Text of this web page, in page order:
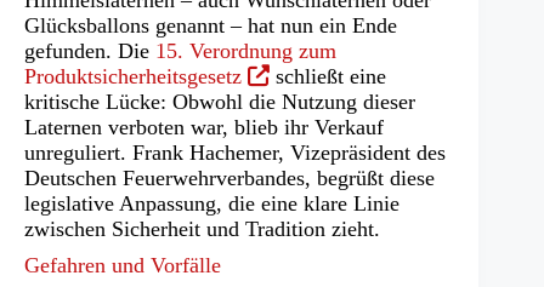
Glücksballons genannt – hat nun ein Ende
gefunden. Die 15. Verordnung zum
Produktsicherheitsgesetz(Öffnet
in
einem
neuen
Tab)
schließt eine
kritische Lücke: Obwohl die Nutzung dieser
Laternen verboten war, blieb ihr Verkauf
unreguliert. Frank Hachemer, Vizepräsident des
Deutschen Feuerwehrverbandes, begrüßt diese
legislative Anpassung, die eine klare Linie
zwischen Sicherheit und Tradition zieht.
Gefahren und Vorfälle